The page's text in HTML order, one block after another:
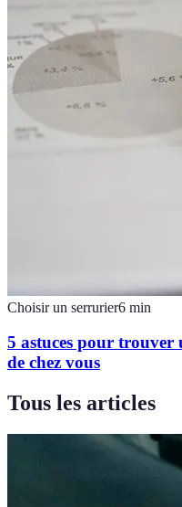
Choisir un serrurier6 min
5 astuces pour trouver
de chez vous
Tous les articles